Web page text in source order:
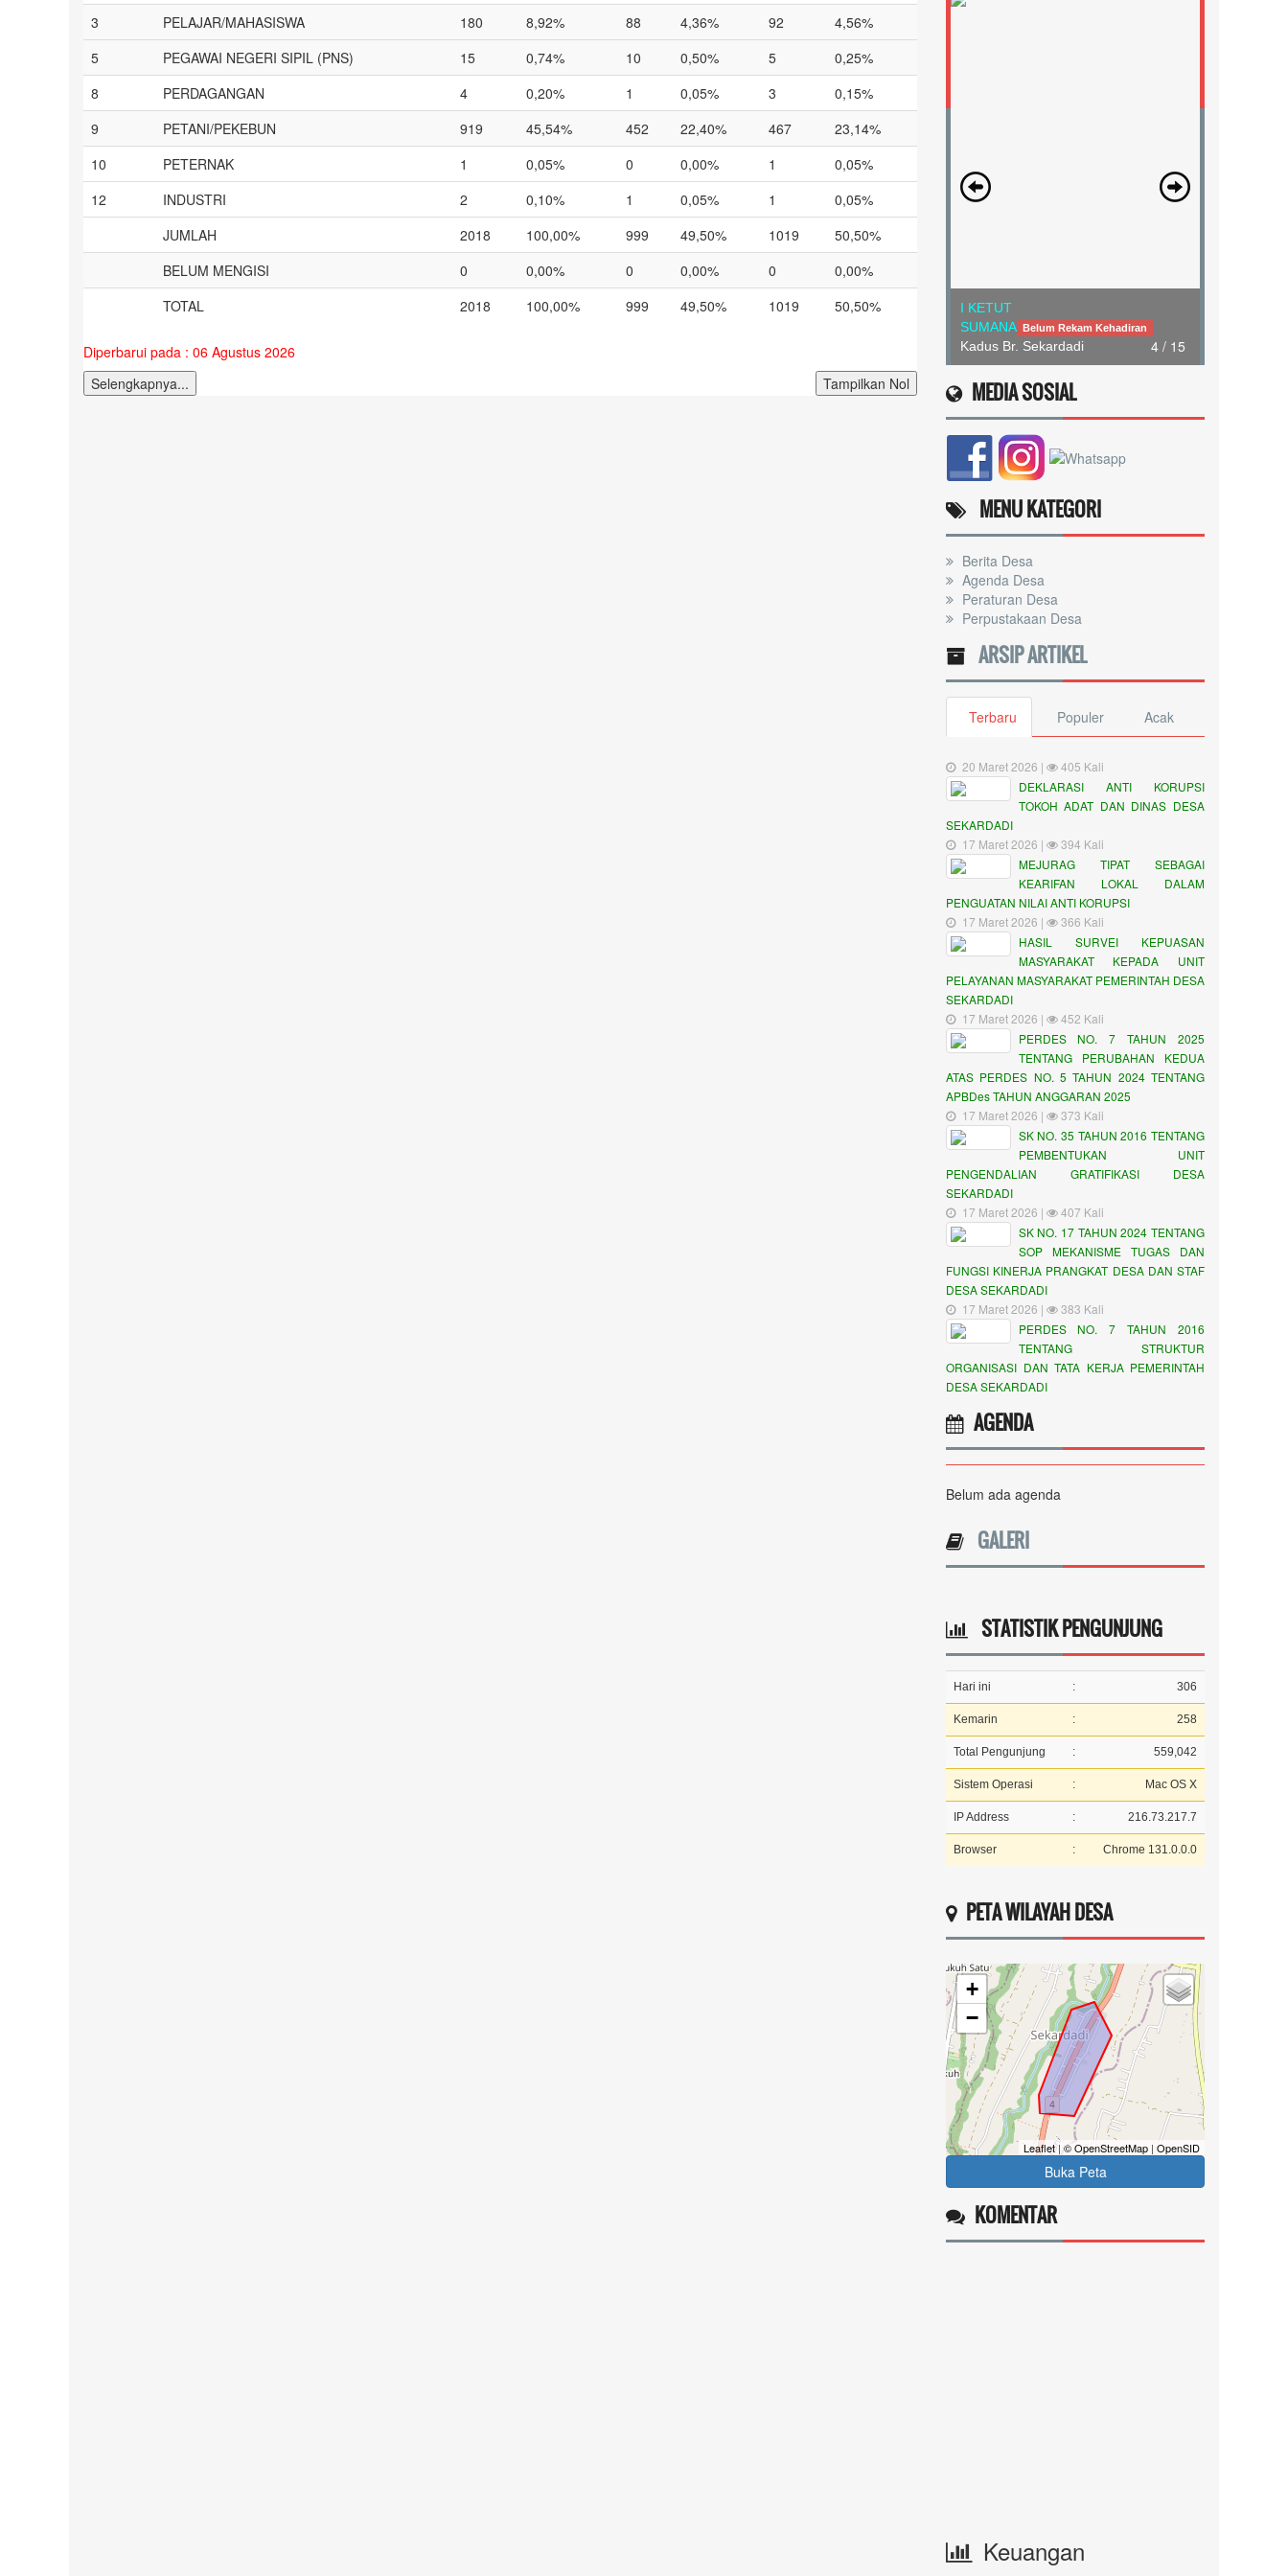
3
PELAJAR/MAHASISWA 180 8,92% 88 4,36% 92
4,56%
5
PEGAWAI NEGERI SIPIL (PNS) 15 0,74% 10 0,50% 5
0,25%
8
PERDAGANGAN 4 0,20% 1 0,05% 3
0,15%
9
PETANI/PEKEBUN 919 45,54% 452 22,40% 467
23,14%
10
PETERNAK 1 0,05% 0 0,00% 1
0,05%
12
INDUSTRI 2 0,10% 1 0,05% 1
0,05%
JUMLAH
2018 100,00% 999 49,50% 1019
50,50%
BELUM MENGISI
0 0,00% 0 0,00% 0
0,00%
TOTAL
2018 100,00% 999 49,50% 1019 50,50%
Diperbarui pada : 06 Agustus 2026
Selengkapnya...
Tampilkan Nol
4 / 15
I KETUT
SUMANA Belum Rekam Kehadiran
Kadus Br. Sekardadi
MEDIA SOSIAL
MENU KATEGORI
Berita Desa
Agenda Desa
Peraturan Desa
Perpustakaan Desa
ARSIP ARTIKEL
Terbaru Populer Acak
20 Maret 2026 |
405 Kali
DEKLARASI ANTI KORUPSI
TOKOH ADAT DAN DINAS DESA
SEKARDADI
17 Maret 2026 |
394 Kali
MEJURAG TIPAT SEBAGAI
KEARIFAN LOKAL DALAM
PENGUATAN NILAI ANTI KORUPSI
17 Maret 2026 |
366 Kali
HASIL SURVEI KEPUASAN
MASYARAKAT KEPADA UNIT
PELAYANAN MASYARAKAT PEMERINTAH DESA
SEKARDADI
17 Maret 2026 |
452 Kali
PERDES NO. 7 TAHUN 2025
TENTANG PERUBAHAN KEDUA
ATAS PERDES NO. 5 TAHUN 2024 TENTANG
APBDes TAHUN ANGGARAN 2025
17 Maret 2026 |
373 Kali
SK NO. 35 TAHUN 2016 TENTANG
PEMBENTUKAN UNIT
PENGENDALIAN GRATIFIKASI DESA
SEKARDADI
17 Maret 2026 |
407 Kali
SK NO. 17 TAHUN 2024 TENTANG
SOP MEKANISME TUGAS DAN
FUNGSI KINERJA PRANGKAT DESA DAN STAF
DESA SEKARDADI
17 Maret 2026 |
383 Kali
PERDES NO. 7 TAHUN 2016
TENTANG STRUKTUR
ORGANISASI DAN TATA KERJA PEMERINTAH
DESA SEKARDADI
AGENDA
Belum ada agenda
GALERI
STATISTIK PENGUNJUNG
Hari ini : 306
Kemarin : 258
Total Pengunjung : 559,042
Sistem Operasi : Mac OS X
IP Address : 216.73.217.7
Browser : Chrome 131.0.0.0
PETA WILAYAH DESA
+
−
Leaflet| © OpenStreetMap | OpenSID
Buka Peta
KOMENTAR
Keuangan